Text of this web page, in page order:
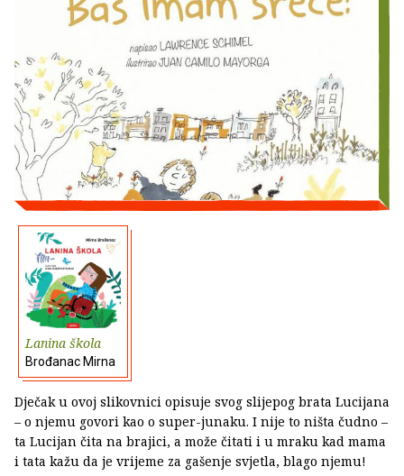
Lanina škola
Brođanac Mirna
Dječak u ovoj slikovnici opisuje svog slijepog brata Lucijana
– o njemu govori kao o super-junaku. I nije to ništa čudno –
ta Lucijan čita na brajici, a može čitati i u mraku kad mama
i tata kažu da je vrijeme za gašenje svjetla, blago njemu!